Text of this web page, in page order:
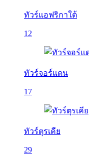
ทัวร์แอฟริกาใต้
12
ทัวร์จอร์แดน
17
ทัวร์ตุรเคีย
29